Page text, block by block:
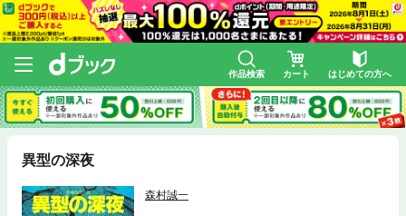
作品検索 カート はじめての方へ
異型の深夜
森村誠一